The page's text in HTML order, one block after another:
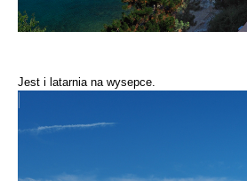
Jest i latarnia na wysepce.